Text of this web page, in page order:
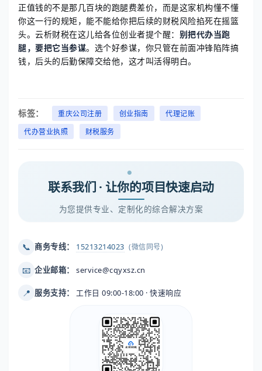
正值钱的不是那几百块的跑腿费差价，而是这家机构懂不懂
你这一行的规矩，能不能给你把后续的财税风险掐死在摇篮
头。云析财税在这儿给各位创业者提个醒： 别把代办当跑
腿，要把它当参谋。选个好参谋，你只管在前面冲锋陷阵搞
钱，后头的后勤保障交给他，这才叫活得明白。
标签： 重庆公司注册 创业指南
代理记账
代办营业执照
财税服务
联系我们 · 让你的项目快速启动
为您提供专业、定制化的综合解决方案
📞 商务专线： 15213214023 (微信同号)
📧 企业邮箱： service@cqyxsz.cn
📍 服务支持： 工作日 09:00-18:00 · 快速响应